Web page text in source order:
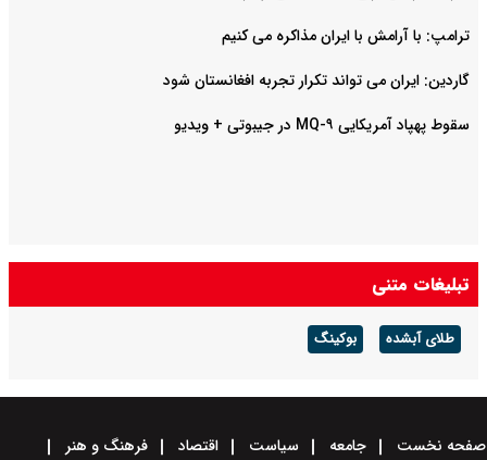
ترامپ: با آرامش با ایران مذاکره می کنیم
گاردین: ایران می تواند تکرار تجربه افغانستان شود
سقوط پهپاد آمریکایی MQ-۹ در جیبوتی + ویدیو
تبلیغات متنی
طلای آبشده بوکینگ
صفحه نخست جامعه سیاست اقتصاد
فرهنگ و هنر